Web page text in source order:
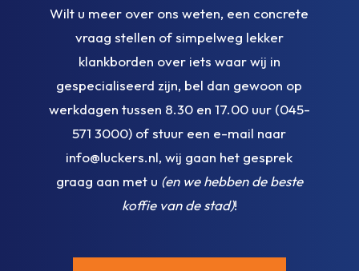
Wilt u meer over ons weten, een concrete
vraag stellen of simpelweg lekker
klankborden over iets waar wij in
gespecialiseerd zijn, bel dan gewoon op
werkdagen tussen 8.30 en 17.00 uur (045-
571 3000) of stuur een e-mail naar
info@luckers.nl, wij gaan het gesprek
graag aan met u (en we hebben de beste
koffie van de stad)!